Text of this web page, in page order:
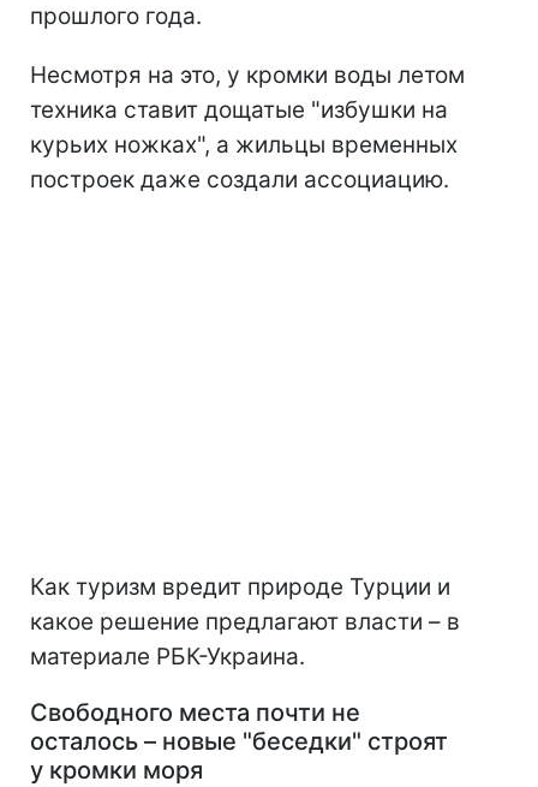
прошлого года.
Несмотря на это, у кромки воды летом
техника ставит дощатые "избушки на
курьих ножках", а жильцы временных
построек даже создали ассоциацию.
Как туризм вредит природе Турции и
какое решение предлагают власти – в
материале РБК-Украина.
Свободного места почти не
осталось – новые "беседки" строят
у кромки моря